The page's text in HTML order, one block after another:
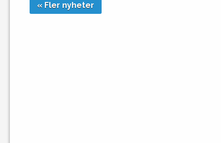
« Fler nyheter